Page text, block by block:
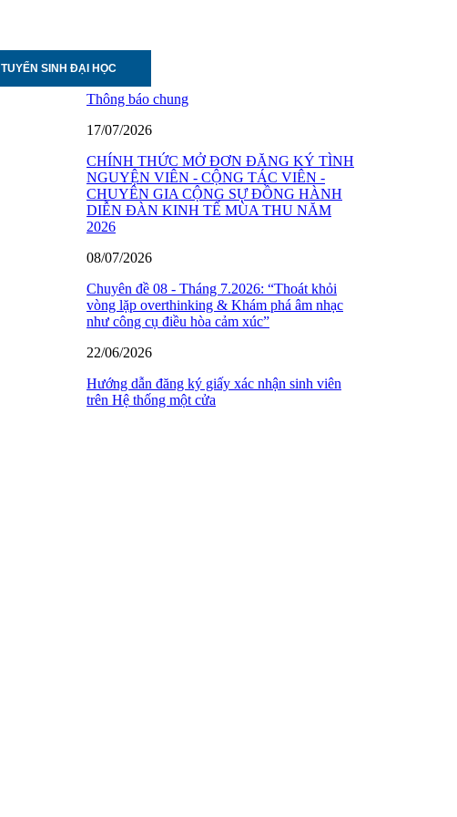
TUYỂN SINH ĐẠI HỌC
Thông báo chung
17/07/2026
CHÍNH THỨC MỞ ĐƠN ĐĂNG KÝ TÌNH
NGUYỆN VIÊN - CỘNG TÁC VIÊN -
CHUYÊN GIA CỘNG SỰ ĐỒNG HÀNH
DIỄN ĐÀN KINH TẾ MÙA THU NĂM
2026
08/07/2026
Chuyên đề 08 - Tháng 7.2026: “Thoát khỏi
vòng lặp overthinking & Khám phá âm nhạc
như công cụ điều hòa cảm xúc”
22/06/2026
Hướng dẫn đăng ký giấy xác nhận sinh viên
trên Hệ thống một cửa